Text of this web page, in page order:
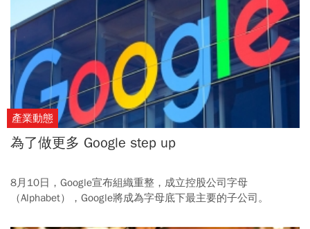
產業動態
為了做更多 Google step up
8月10日，Google宣布組織重整，成立控股公司字母
（Alphabet），Google將成為字母底下最主要的子公司。